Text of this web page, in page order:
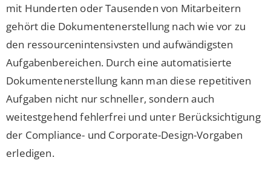
mit Hunderten oder Tausenden von Mitarbeitern
gehört die Dokumentenerstellung nach wie vor zu
den ressourcenintensivsten und aufwändigsten
Aufgabenbereichen. Durch eine automatisierte
Dokumentenerstellung kann man diese repetitiven
Aufgaben nicht nur schneller, sondern auch
weitestgehend fehlerfrei und unter Berücksichtigung
der Compliance- und Corporate-Design-Vorgaben
erledigen.